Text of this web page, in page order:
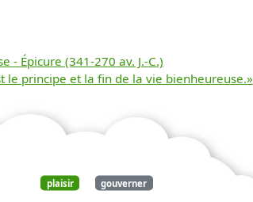
Télécharger
ce
document
Épicure (341-270 av. J.-C.)
le principe et la fin de la vie bienheureuse.»
plaisir gouverner